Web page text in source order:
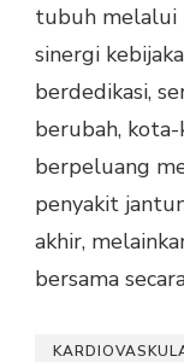
tubuh melalui
sinergi
berdedikasi,
berubah,
berpeluang
penyakit
akhir,
bersama